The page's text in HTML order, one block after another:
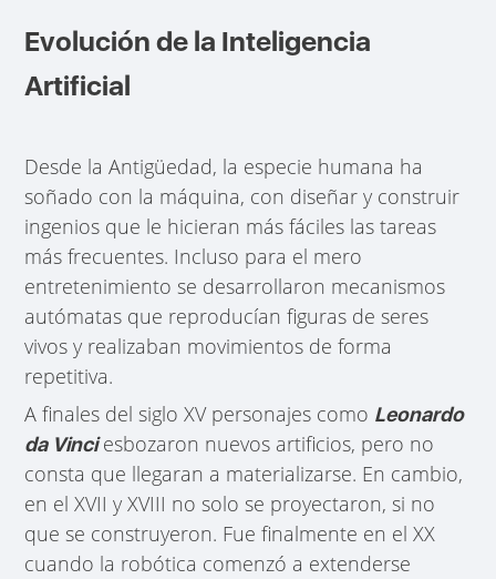
Evolución de la Inteligencia
Artificial
Desde la Antigüedad, la especie humana ha
soñado con la máquina, con diseñar y construir
ingenios que le hicieran más fáciles las tareas
más frecuentes. Incluso para el mero
entretenimiento se desarrollaron mecanismos
autómatas que reproducían figuras de seres
vivos y realizaban movimientos de forma
repetitiva.
A finales del siglo XV personajes como Leonardo
da Vinciesbozaron nuevos artificios, pero no
consta que llegaran a materializarse. En cambio,
en el XVII y XVIII no solo se proyectaron, si no
que se construyeron. Fue finalmente en el XX
cuando la robótica comenzó a extenderse